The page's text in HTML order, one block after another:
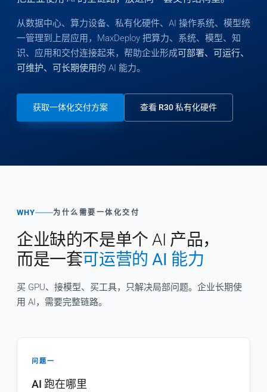
从数据中心、算力设备、私有化硬件、AI 操作系统、模型统
一管理到上层应用，MaxDeploy 把算力、系统、模型、知
识、应用和交付连接起来，帮助企业形成可部署、可运行、
可维护、可长期使用的 AI 能力。
获取一体化交付方案 查看 R30 私有化硬件
WHY 为什么需要一体化交付
企业缺的不是单个 AI 产品，
而是一套可运营的 AI 能力
买 GPU、接模型、买工具，只解决局部问题。企业长期使
用 AI，需要完整链路。
问题一
AI 跑在哪里